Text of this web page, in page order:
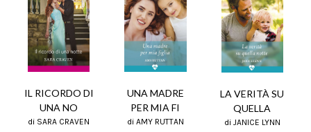
IL RICORDO DI
UNA NO
di SARA CRAVEN
UNA MADRE
PER MIA FI
di AMY RUTTAN
LA VERITÀ SU
QUELLA
di JANICE LYNN